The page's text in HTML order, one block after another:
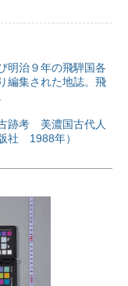
治９年の飛騨国各
編集された地誌。飛
跡考 美濃国古代人
社 1988年）